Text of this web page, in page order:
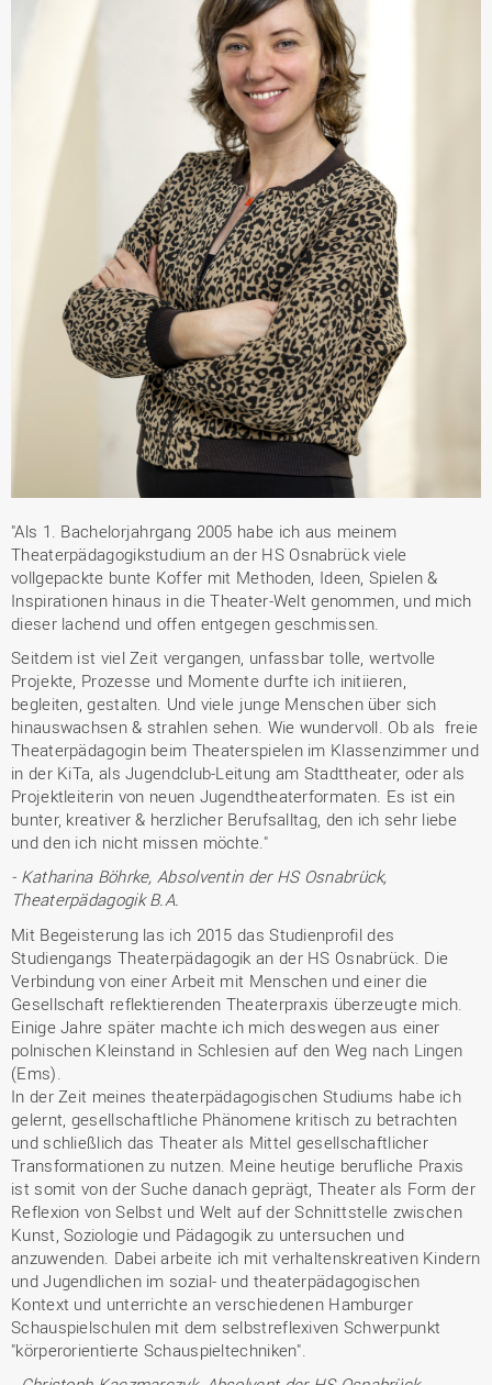
"Als 1. Bachelorjahrgang 2005 habe ich aus meinem
Theaterpädagogikstudium an der HS Osnabrück viele
vollgepackte bunte Koffer mit Methoden, Ideen, Spielen &
Inspirationen hinaus in die Theater-Welt genommen, und mich
dieser lachend und offen entgegen geschmissen.
Seitdem ist viel Zeit vergangen, unfassbar tolle, wertvolle
Projekte, Prozesse und Momente durfte ich initiieren,
begleiten, gestalten. Und viele junge Menschen über sich
hinauswachsen & strahlen sehen. Wie wundervoll. Ob als freie
Theaterpädagogin beim Theaterspielen im Klassenzimmer und
in der KiTa, als Jugendclub-Leitung am Stadttheater, oder als
Projektleiterin von neuen Jugendtheaterformaten. Es ist ein
bunter, kreativer & herzlicher Berufsalltag, den ich sehr liebe
und den ich nicht missen möchte."
- Katharina Böhrke, Absolventin der HS Osnabrück,
Theaterpädagogik B.A.
Mit Begeisterung las ich 2015 das Studienprofil des
Studiengangs Theaterpädagogik an der HS Osnabrück. Die
Verbindung von einer Arbeit mit Menschen und einer die
Gesellschaft reflektierenden Theaterpraxis überzeugte mich.
Einige Jahre später machte ich mich deswegen aus einer
polnischen Kleinstand in Schlesien auf den Weg nach Lingen
(Ems).
In der Zeit meines theaterpädagogischen Studiums habe ich
gelernt, gesellschaftliche Phänomene kritisch zu betrachten
und schließlich das Theater als Mittel gesellschaftlicher
Transformationen zu nutzen. Meine heutige berufliche Praxis
ist somit von der Suche danach geprägt, Theater als Form der
Reflexion von Selbst und Welt auf der Schnittstelle zwischen
Kunst, Soziologie und Pädagogik zu untersuchen und
anzuwenden. Dabei arbeite ich mit verhaltenskreativen Kindern
und Jugendlichen im sozial- und theaterpädagogischen
Kontext und unterrichte an verschiedenen Hamburger
Schauspielschulen mit dem selbstreflexiven Schwerpunkt
"körperorientierte Schauspieltechniken".